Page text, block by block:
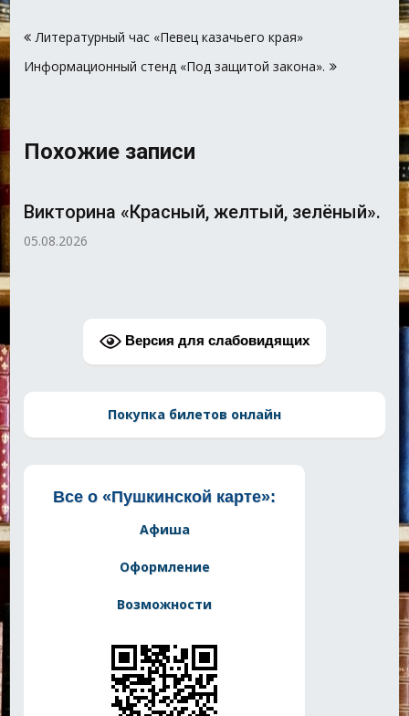
по
записям
Литературный час «Певец казачьего края»
Информационный стенд «Под защитой закона».
Похожие записи
Викторина «Красный, желтый, зелёный».
05.08.2026
Версия для слабовидящих
Покупка билетов онлайн
Все о «Пушкинской карте»:
Афиша
Оформление
Возможности